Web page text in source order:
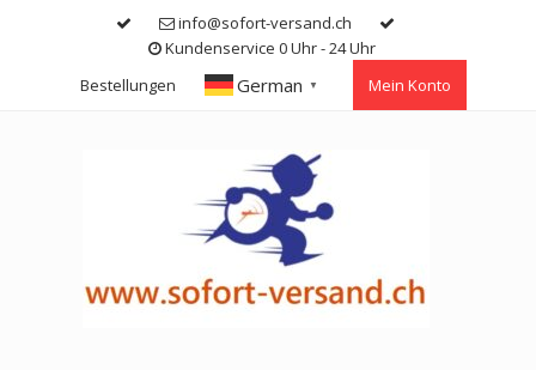
info@sofort-versand.ch
Kundenservice 0 Uhr - 24 Uhr
Bestellungen
German ▼ Mein Konto